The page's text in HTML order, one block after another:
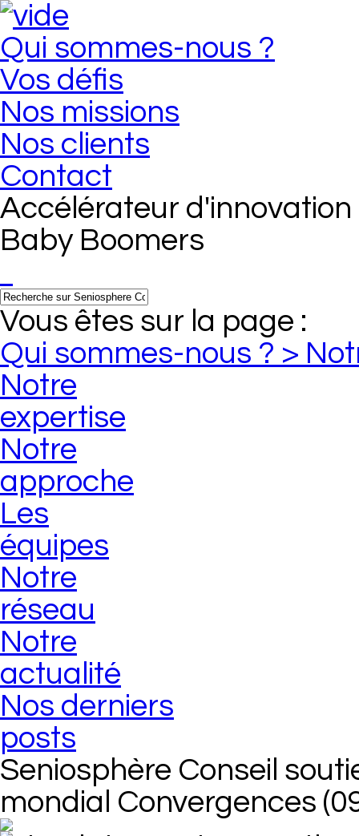
Qui sommes-nous ?
Vos défis
Nos missions
Nos clients
Contact
Accélérateur d'innovation
Baby Boomers
Vous êtes sur la page :
Qui sommes-nous ? >
Notre
expertise
Notre
approche
Les
équipes
Notre
réseau
Notre
actualité
Nos derniers
posts
Seniosphère Conseil
mondial Convergences